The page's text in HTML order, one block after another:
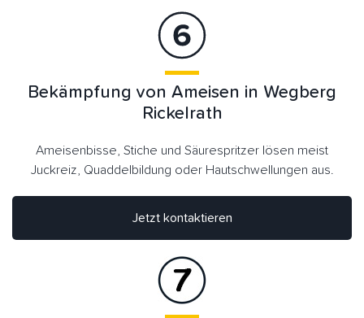
Jetzt kontaktieren
Bekämpfung von Ameisen in Wegberg
Rickelrath
Ameisenbisse, Stiche und Säurespritzer lösen meist
Juckreiz, Quaddelbildung oder Hautschwellungen aus.